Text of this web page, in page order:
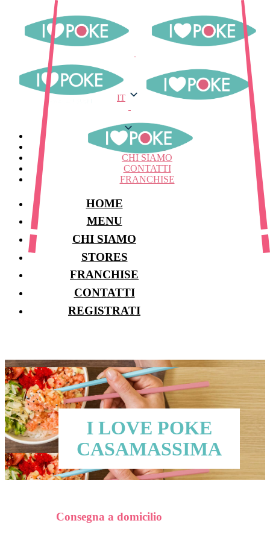
IT
MENU
STORES
CHI SIAMO
CONTATTI
FRANCHISE
HOME
MENU
CHI SIAMO
STORES
FRANCHISE
CONTATTI
REGISTRATI
I LOVE POKE
CASAMASSIMA
Consegna a domicilio